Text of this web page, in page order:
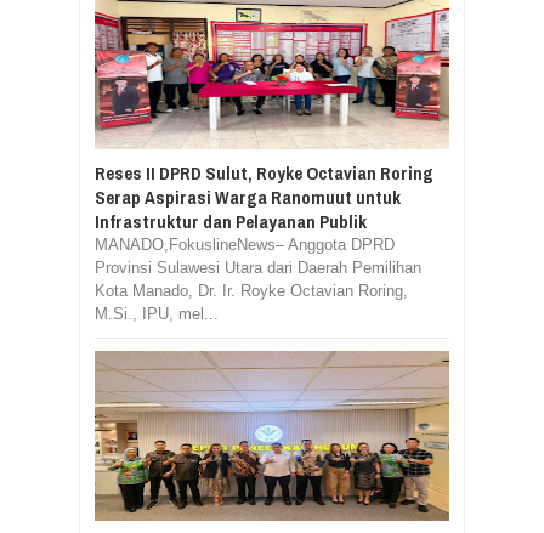
Reses II DPRD Sulut, Royke Octavian Roring
Serap Aspirasi Warga Ranomuut untuk
Infrastruktur dan Pelayanan Publik
MANADO,FokuslineNews– Anggota DPRD
Provinsi Sulawesi Utara dari Daerah Pemilihan
Kota Manado, Dr. Ir. Royke Octavian Roring,
M.Si., IPU, mel...